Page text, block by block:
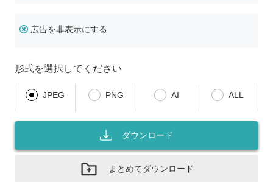
広告を非表示にする
形式を選択してください
JPEG PNG AI ALL
ダウンロード
まとめてダウンロード